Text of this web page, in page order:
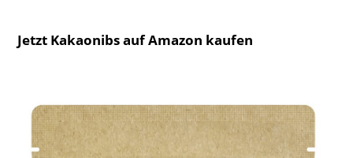
Jetzt Kakaonibs auf Amazon kaufen